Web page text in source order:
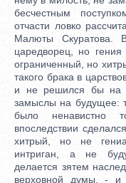
бесчестным
отчасти ловко
Малюты Скуратова.
царедворец, но
ограниченный, но
такого брака в
и не решился бы на
замыслы на будущее:
было ненавистно
впоследствии
хитрый, но не
интриган, а не
делается зятем
верховной думы, - и